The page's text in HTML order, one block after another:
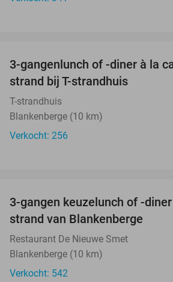
3-gangenlunch of -diner à la
strand bij T-strandhuis
T-strandhuis
Blankenberge (10 km)
Verkocht: 256
3-gangen keuzelunch of -
strand van Blankenberge
Restaurant De Nieuwe Smet
Blankenberge (10 km)
Verkocht: 542